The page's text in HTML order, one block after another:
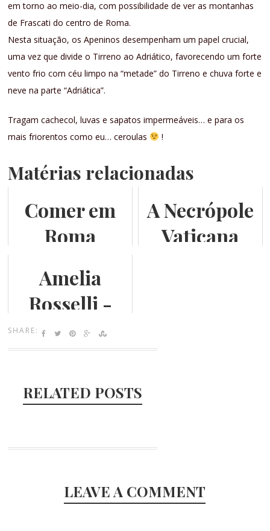
em torno ao meio-dia, com possibilidade de ver as montanhas
de Frascati do centro de Roma.
Nesta situação, os Apeninos desempenham um papel crucial,
uma vez que divide o Tirreno ao Adriático, favorecendo um forte
vento frio com céu limpo na “metade” do Tirreno e chuva forte e
neve na parte “Adriática”.
Tragam cachecol, luvas e sapatos impermeáveis… e para os
mais friorentos como eu… ceroulas
!
Matérias relacionadas
Comer em
Roma
A Necrópole
Vaticana
Amelia
Rosselli -
Homenagem
de 8 de
Março 2010
SHARE:
RELATED POSTS
LEAVE A COMMENT